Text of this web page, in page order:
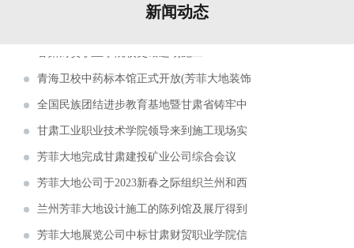
新闻动态
展览工程有限公司设计施工)
全国民族团结进步教育基地暨甘肃省铸牢中
华民族共同体意识培训基地揭牌仪式在甘肃省法
官学院举行。
甘肃工业职业技术学院领导来到施工现场实
地调研
芳菲大地完成甘肃建投矿业公司综合会议
室、视频室等设计施工
芳菲大地公司于2023新春之际组织兰州和西
安两地同事开启了为期五天的考察学习
兰州芳菲大地设计施工的陈列馆及展厅得到
了专家学者的肯定和好评
芳菲大地展览公司中标甘肃财贸职业学院信
息化校史馆建设项目
心怀感恩，与爱同行——芳菲大地开展志愿